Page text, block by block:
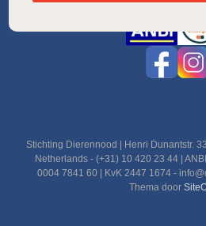
Stichting Dierennood | Henri Dunantstr.
Netherlands - (+31) 10 420 23 44 |
0004 7841 60 | KvK 2447 1674 -
Thema door